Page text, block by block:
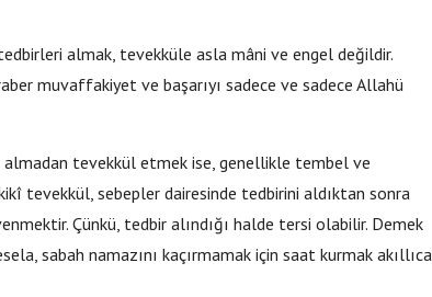
almak, tevekküle asla mâni ve engel değildir.
muvaffakiyet ve başarıyı sadece ve sadece Allahü
almadan tevekkül etmek ise, genellikle tembel ve
tevekkül, sebepler dairesinde tedbirini aldıktan sonra
Çünkü, tedbir alındığı halde tersi olabilir. Demek
sabah namazını kaçırmamak için saat kurmak akıllıca